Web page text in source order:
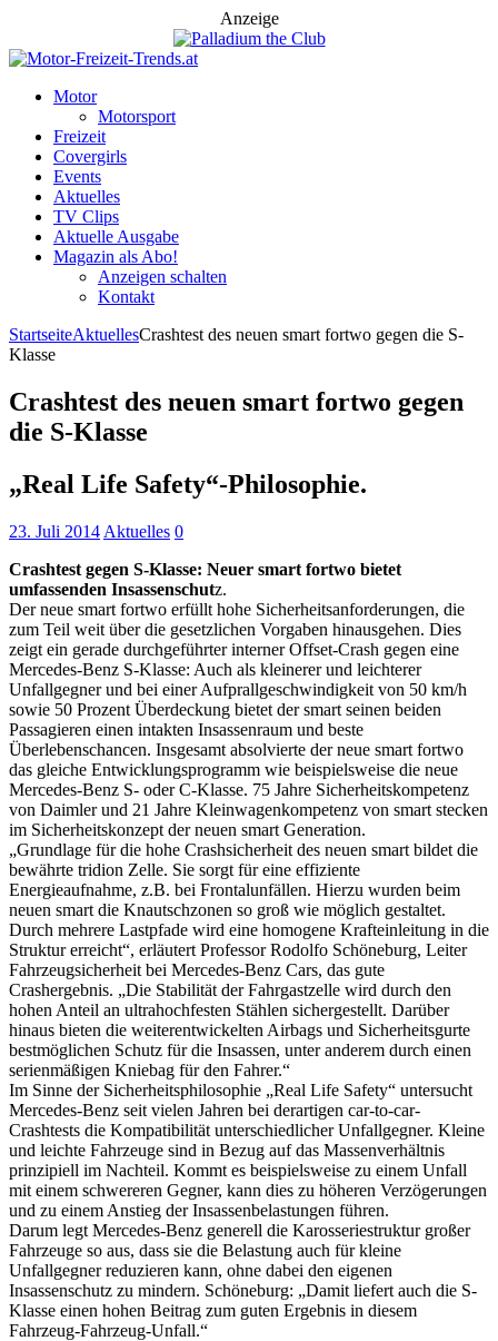
Anzeige
Motor
Motorsport
Freizeit
Covergirls
Events
Aktuelles
TV Clips
Aktuelle Ausgabe
Magazin als Abo!
Anzeigen schalten
Kontakt
StartseiteAktuellesCrashtest des neuen smart fortwo gegen die S-
Klasse
Crashtest des neuen smart fortwo gegen
die S-Klasse
„Real Life Safety“-Philosophie.
23. Juli 2014 Aktuelles 0
Crashtest gegen S-Klasse: Neuer smart fortwo bietet
umfassenden Insassenschutz.
Der neue smart fortwo erfüllt hohe Sicherheitsanforderungen, die
zum Teil weit über die gesetzlichen Vorgaben hinausgehen. Dies
zeigt ein gerade durchgeführter interner Offset-Crash gegen eine
Mercedes-Benz S-Klasse: Auch als kleinerer und leichterer
Unfallgegner und bei einer Aufprallgeschwindigkeit von 50 km/h
sowie 50 Prozent Überdeckung bietet der smart seinen beiden
Passagieren einen intakten Insassenraum und beste
Überlebenschancen. Insgesamt absolvierte der neue smart fortwo
das gleiche Entwicklungsprogramm wie beispielsweise die neue
Mercedes-Benz S- oder C-Klasse. 75 Jahre Sicherheitskompetenz
von Daimler und 21 Jahre Kleinwagenkompetenz von smart stecken
im Sicherheitskonzept der neuen smart Generation.
„Grundlage für die hohe Crashsicherheit des neuen smart bildet die
bewährte tridion Zelle. Sie sorgt für eine effiziente
Energieaufnahme, z.B. bei Frontalunfällen. Hierzu wurden beim
neuen smart die Knautschzonen so groß wie möglich gestaltet.
Durch mehrere Lastpfade wird eine homogene Krafteinleitung in die
Struktur erreicht“, erläutert Professor Rodolfo Schöneburg, Leiter
Fahrzeugsicherheit bei Mercedes-Benz Cars, das gute
Crashergebnis. „Die Stabilität der Fahrgastzelle wird durch den
hohen Anteil an ultrahochfesten Stählen sichergestellt. Darüber
hinaus bieten die weiterentwickelten Airbags und Sicherheitsgurte
bestmöglichen Schutz für die Insassen, unter anderem durch einen
serienmäßigen Kniebag für den Fahrer.“
Im Sinne der Sicherheitsphilosophie „Real Life Safety“ untersucht
Mercedes-Benz seit vielen Jahren bei derartigen car-to-car-
Crashtests die Kompatibilität unterschiedlicher Unfallgegner. Kleine
und leichte Fahrzeuge sind in Bezug auf das Massenverhältnis
prinzipiell im Nachteil. Kommt es beispielsweise zu einem Unfall
mit einem schwereren Gegner, kann dies zu höheren Verzögerungen
und zu einem Anstieg der Insassenbelastungen führen.
Darum legt Mercedes-Benz generell die Karosseriestruktur großer
Fahrzeuge so aus, dass sie die Belastung auch für kleine
Unfallgegner reduzieren kann, ohne dabei den eigenen
Insassenschutz zu mindern. Schöneburg: „Damit liefert auch die S-
Klasse einen hohen Beitrag zum guten Ergebnis in diesem
Fahrzeug-Fahrzeug-Unfall.“